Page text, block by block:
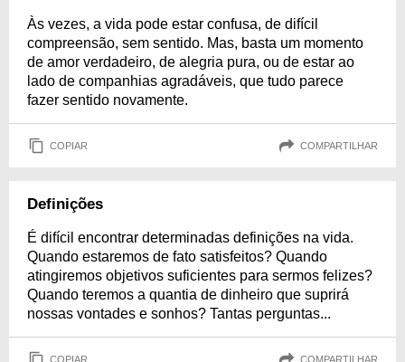
Às vezes, a vida pode estar confusa, de difícil
compreensão, sem sentido. Mas, basta um momento
de amor verdadeiro, de alegria pura, ou de estar ao
lado de companhias agradáveis, que tudo parece
fazer sentido novamente.
COPIAR COMPARTILHAR
Definições
É difícil encontrar determinadas definições na vida.
Quando estaremos de fato satisfeitos? Quando
atingiremos objetivos suficientes para sermos felizes?
Quando teremos a quantia de dinheiro que suprirá
nossas vontades e sonhos? Tantas perguntas...
COPIAR COMPARTILHAR